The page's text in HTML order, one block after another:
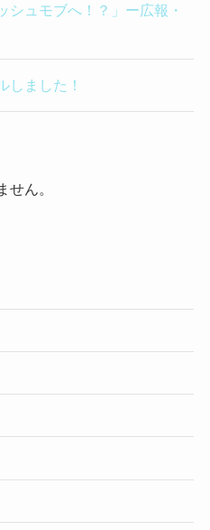
シュモブへ！？」ー広報・
しました！
ん。